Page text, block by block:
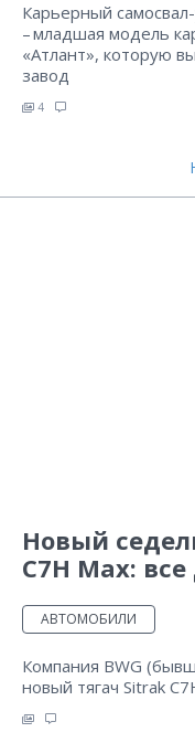
Карьерный
– младшая модель
«Атлант», которую
завод
4
Новый
C7H Max:
АВТОМОБИЛИ
Компания BWG
новый тягач Sitrak